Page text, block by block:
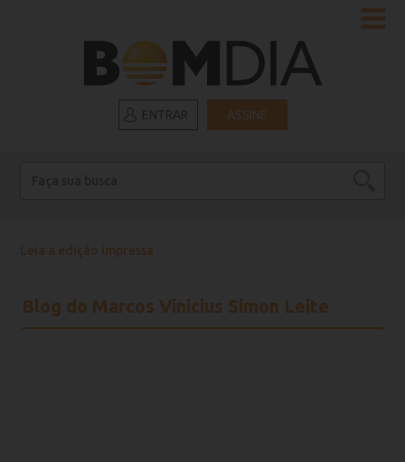
ASSINE
Leia a edição impressa
Blog do Marcos Vinicius Simon Leite